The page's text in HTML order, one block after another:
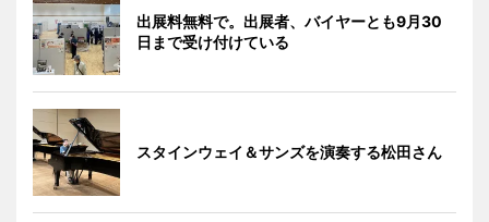
出展料無料で。出展者、バイヤーとも9月30
日まで受け付けている
スタインウェイ＆サンズを演奏する松田さん